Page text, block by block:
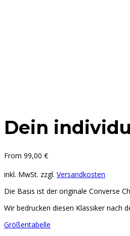
Dein
From 99,00 €
inkl. MwSt. zzgl. Versandkosten
Die Basis ist der originale Converse
Wir bedrucken diesen Klassiker nach
Größentabelle